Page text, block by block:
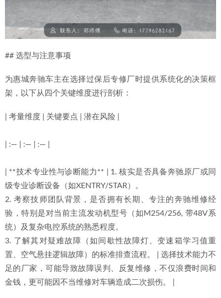
## 选型与注意事项
为惠城奔驰车主在选择过保后专修厂时提供系统化的决策框
架，以下从四个关键维度进行剖析：
| 考量维度 | 关键要点 | 潜在风险 |
| :— | :— | :— |
| **技术专业性与诊断能力** | 1. 核实是否具备奔驰原厂或同
级专业诊断设备（如XENTRY/STAR）。
2. 考察技师团队背景，是否拥有长期、专注的奔驰维修经
验，特别是对当前主流发动机型号（如M254/256, 带48V系
统）及复杂电控系统的熟悉程度。
3. 了解其对疑难故障（如间歇性故障灯、变速箱学习值重
置、空气悬挂逻辑故障）的标准排查流程。 | 选择技术能力不
足的厂家，可能导致故障误判、反复维修，不仅浪费时间和
金钱，更可能因不当维修对车辆造成二次损伤。 |